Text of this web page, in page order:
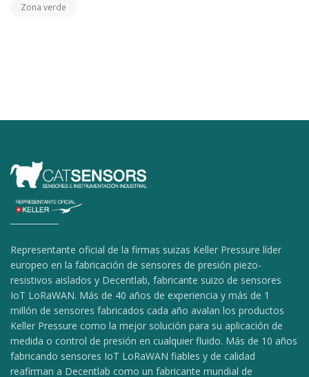
Zona verde
Representante oficial de la firmas suizas Keller Pressure líder
europeo en la fabricación de sensores de presión piezo-
resistivos aislados y Decentlab, fabricante suizo de sensores
IoT LoRaWAN. Más de 40 años de experiencia y más de 1
millón de sensores fabricados cada año avalan los productos
Keller Pressure como la mejor solución para su aplicación de
medida o control de presión en cualquier fluido. Más de 10 años
fabricando sensores IoT LoRaWAN fiables y de calidad
reafirman a Decentlab como un fabricante mundial de